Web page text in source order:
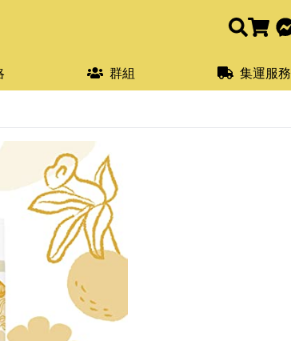
群組 集運服務